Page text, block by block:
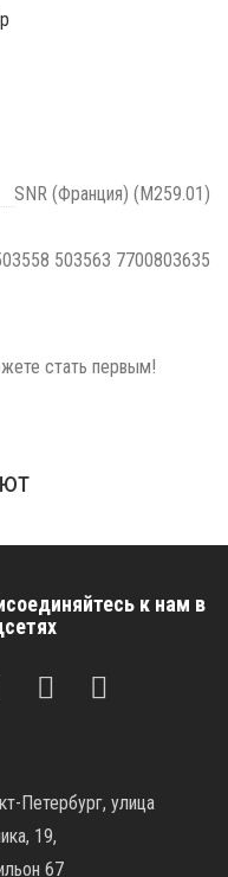
SNR (Франция) (M259.01)
503563 7700803635
стать первым!
к нам в
Петербург, улица
19,
67